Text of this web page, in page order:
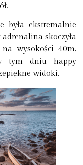
była ekstremalnie
skoczyła
wysokości 40m,
tym dniu happy
widoki.